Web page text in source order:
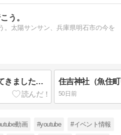
う。
。太陽サンサン、兵庫県明石市の今を
明石市立文化博物館へ行ってきました。「アカシゾウ」の化石は凄い迫力！！
50日前
動画 #youtube #イベント情報